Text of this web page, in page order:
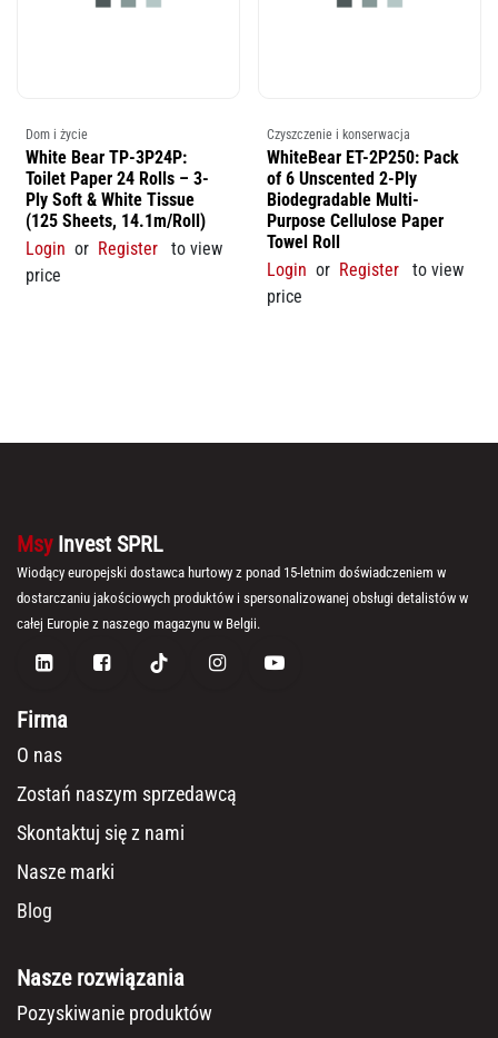
Dom i życie
White Bear TP-3P24P:
Toilet Paper 24 Rolls – 3-
Ply Soft & White Tissue
(125 Sheets, 14.1m/Roll)
Login or Register
to view
price
Czyszczenie i konserwacja
WhiteBear ET-2P250: Pack
of 6 Unscented 2-Ply
Biodegradable Multi-
Purpose Cellulose Paper
Towel Roll
Login or Register
to view
price
Msy Invest SPRL
Wiodący europejski dostawca hurtowy z ponad 15-letnim doświadczeniem w
dostarczaniu jakościowych produktów i spersonalizowanej obsługi detalistów w
całej Europie z naszego magazynu w Belgii.
Firma
O nas
Zostań naszym sprzedawcą
Skontaktuj się z nami
Nasze marki
Blog
Nasze rozwiązania
Pozyskiwanie produktów